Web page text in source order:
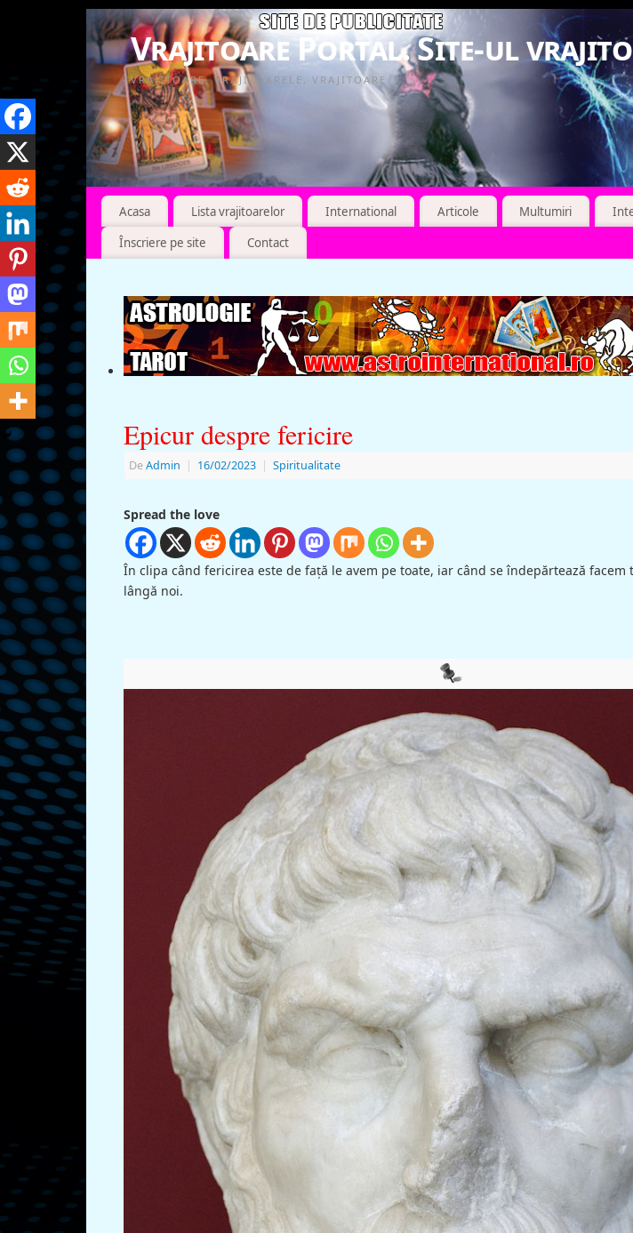
Vrajitoare Portal. Site-ul
VRAJITOARE, VRAJITOARELE, VRAJITOARE
Acasa Lista vrajitoarelor International Articole Multumiri
Înscriere pe site
Contact
Epicur despre fericire
DeAdmin | 16/02/2023 | Spiritualitate
Spread the love
În clipa când fericirea este de faţă le avem pe toate, iar când se îndepărtează facem
lângă noi.